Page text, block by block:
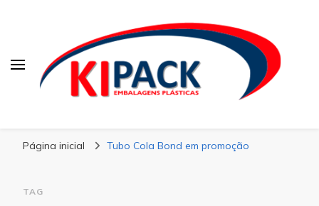
Página inicial Tubo Cola Bond em promoção
TAG